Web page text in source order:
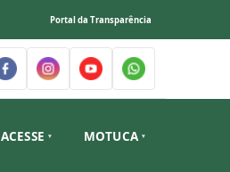
Portal da Transparência
ACESSE MOTUCA